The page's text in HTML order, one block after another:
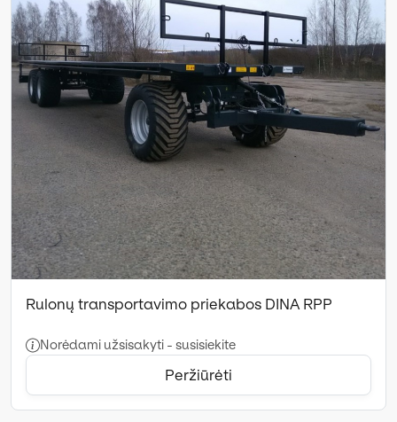
Rulonų transportavimo priekabos DINA RPP
Norėdami užsisakyti - susisiekite
Peržiūrėti